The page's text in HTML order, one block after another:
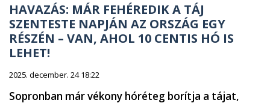
HAVAZÁS: MÁR FEHÉREDIK A TÁJ
SZENTESTE NAPJÁN AZ ORSZÁG EGY
RÉSZÉN – VAN, AHOL 10 CENTIS HÓ IS
LEHET!
2025. december. 24 18:22
Sopronban már vékony hóréteg borítja a tájat,